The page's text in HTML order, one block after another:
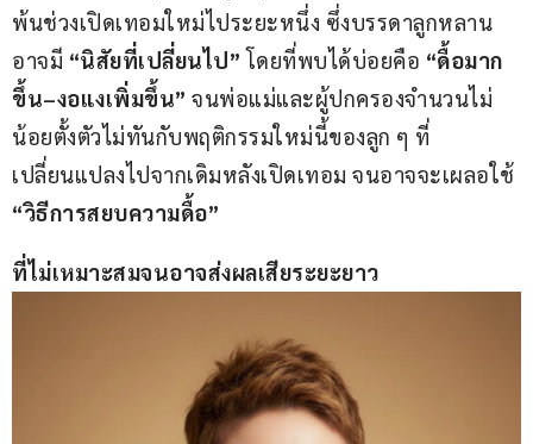
พ้นช่วงเปิดเทอมใหม่ไประยะหนึ่ง ซึ่งบรรดาลูกหลาน
อาจมี “นิสัยที่เปลี่ยนไป” โดยที่พบได้บ่อยคือ “ดื้อมาก
ขึ้น–งอแงเพิ่มขึ้น” จนพ่อแม่และผู้ปกครองจำนวนไม่
น้อยตั้งตัวไม่ทันกับพฤติกรรมใหม่นี้ของลูก ๆ ที่
เปลี่ยนแปลงไปจากเดิมหลังเปิดเทอม จนอาจจะเผลอใช้
“วิธีการสยบความดื้อ”
ที่ไม่เหมาะสมจนอาจส่งผลเสียระยะยาว